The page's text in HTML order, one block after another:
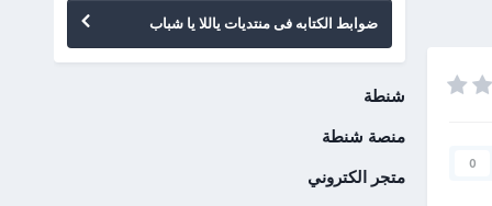
0
ضوابط الكتابه فى منتديات ياللا يا شباب
شنطة
منصة شنطة
متجر الكتروني